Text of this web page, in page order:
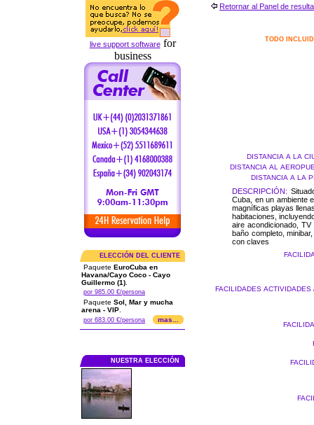
live support softwarefor
business
ELECCIÓN DEL CLIENTE
Paquete EuroCuba en
Havana/Cayo Coco - Cayo
Guillermo (1)
por 985.00 €/persona
Paquete Sol, Mar y mucha
arena - VIP
por 683.00 €/persona mas...
NUESTRA ELECCIÓN
Retornar al Panel de
TODO
DISTANCIA A LA
DISTANCIA AL
DISTANCIA A LA
DESCRIPCIÓN:
Cuba, en un ambiente
magníficas playas
habitaciones,
aire acondicionado,
baño completo,
con claves
FACILIDADES ACTIVIDADES